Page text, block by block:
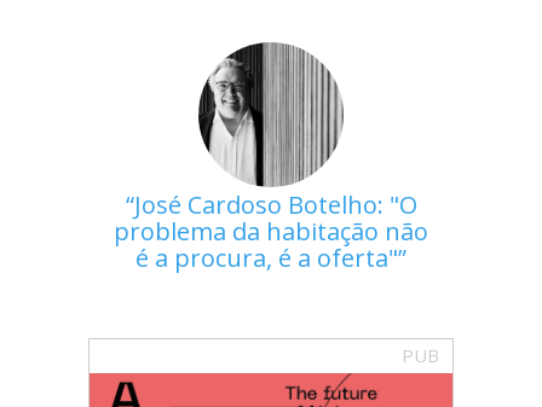
José Cardoso Botelho: "O
problema da habitação não
é a procura, é a oferta"
PUB